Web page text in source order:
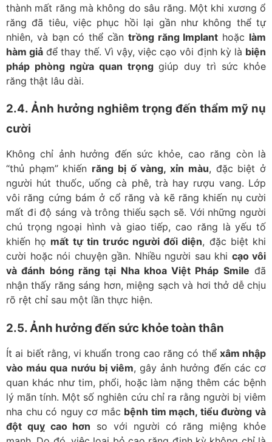
thành mất răng mà không do sâu răng. Một khi xương ổ
răng đã tiêu, việc phục hồi lại gần như không thể tự
nhiên, và bạn có thể cần trồng răng Implant hoặc làm
hàm giả để thay thế. Vì vậy, việc cạo vôi định kỳ là biện
pháp phòng ngừa quan trọnggiúp duy trì sức khỏe
răng thật lâu dài.
2.4. Ảnh hưởng nghiêm trọng đến thẩm mỹ nụ
cười
Không chỉ ảnh hưởng đến sức khỏe, cao răng còn là
“thủ phạm” khiến răng bị ố vàng, xỉn màu, đặc biệt ở
người hút thuốc, uống cà phê, trà hay rượu vang. Lớp
vôi răng cứng bám ở cổ răng và kẽ răng khiến nụ cười
mất đi độ sáng và trông thiếu sạch sẽ. Với những người
chú trọng ngoại hình và giao tiếp, cao răng là yếu tố
khiến họ mất tự tin trước người đối diện, đặc biệt khi
cười hoặc nói chuyện gần. Nhiều người sau khi cạo vôi
và đánh bóng răng tại Nha khoa Việt Pháp Smile đã
nhận thấy răng sáng hơn, miệng sạch và hơi thở dễ chịu
rõ rệt chỉ sau một lần thực hiện.
2.5. Ảnh hưởng đến sức khỏe toàn thân
Ít ai biết rằng, vi khuẩn trong cao răng có thể xâm nhập
vào máu qua nướu bị viêm, gây ảnh hưởng đến các cơ
quan khác như tim, phổi, hoặc làm nặng thêm các bệnh
lý mãn tính. Một số nghiên cứu chỉ ra rằng người bị viêm
nha chu có nguy cơ mắc bệnh tim mạch, tiểu đường và
đột quỵ cao hơn so với người có răng miệng khỏe